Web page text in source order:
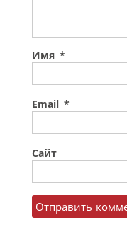
Имя *
Email *
Сайт